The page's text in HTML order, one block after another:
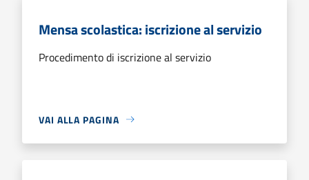
Mensa scolastica: iscrizione al servizio
Procedimento di iscrizione al servizio
VAI ALLA PAGINA